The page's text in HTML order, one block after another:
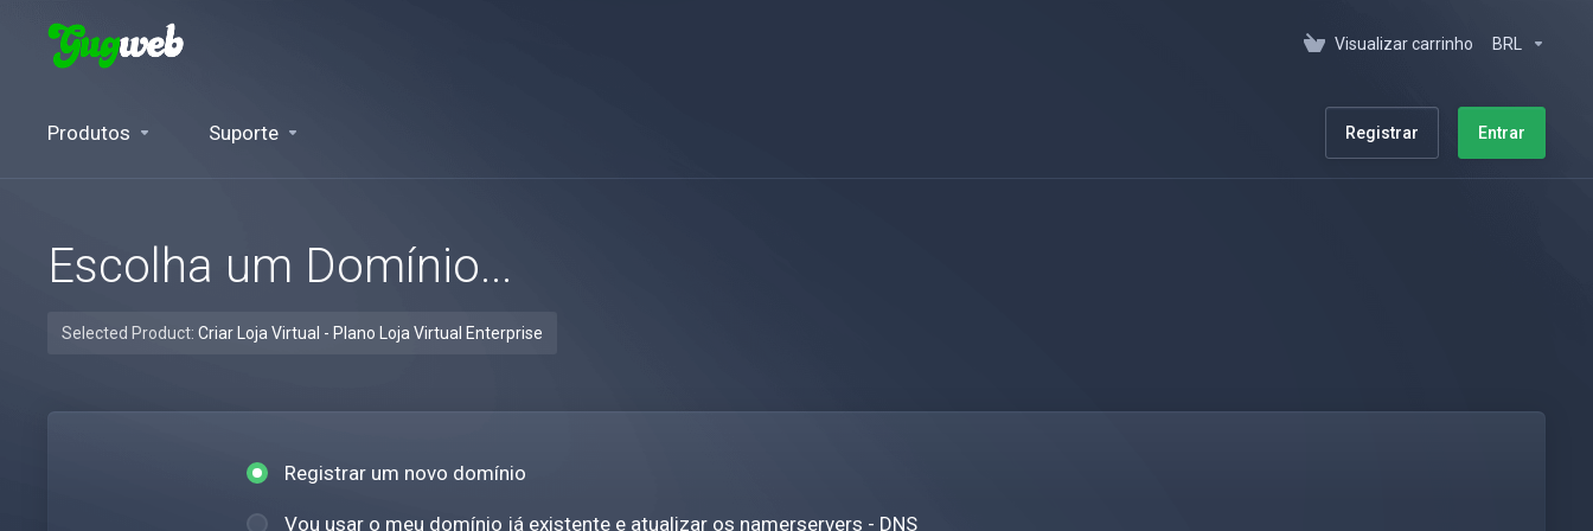
Visualizar carrinho BRL
Produtos Suporte Registrar Entrar
Escolha um Domínio...
Selected Product: Criar Loja Virtual - Plano Loja Virtual Enterprise
Registrar um novo domínio
Vou usar o meu domínio já existente e atualizar os namerservers - DNS